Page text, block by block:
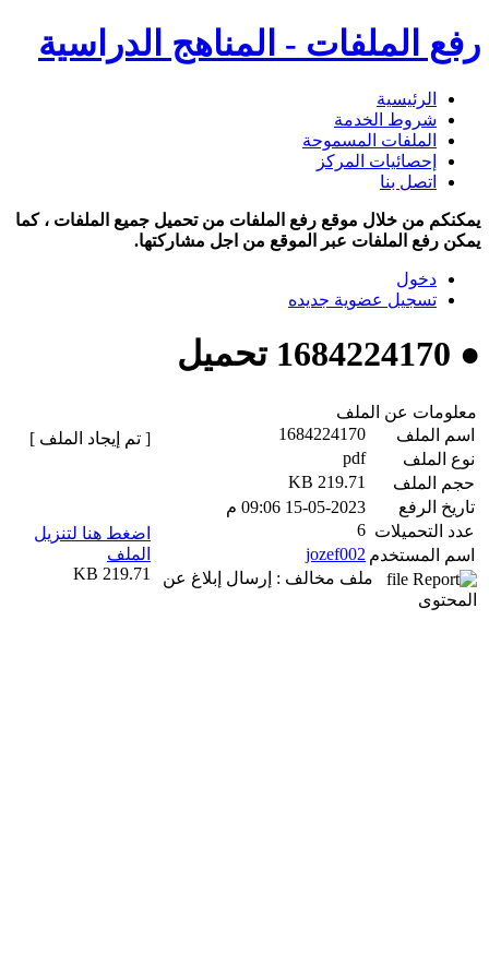
رفع الملفات - المناهج الدراسية
الرئيسية
شروط الخدمة
الملفات المسموحة
إحصائيات المركز
اتصل بنا
يمكنكم من خلال موقع رفع الملفات من تحميل جميع الملفات ، كما
يمكن رفع الملفات عبر الموقع من اجل مشاركتها.
دخول
تسجيل عضوية جديده
● 1684224170 تحميل
معلومات عن الملف
اسم الملف
1684224170
نوع الملف
pdf
حجم الملف
219.71 KB
تاريخ الرفع
15-05-2023 09:06 م
عدد التحميلات 6
اسم المستخدم jozef002
ملف مخالف : إرسال إبلاغ عن
المحتوى
[ تم إيجاد الملف ]
اضغط هنا لتنزيل
الملف
219.71 KB